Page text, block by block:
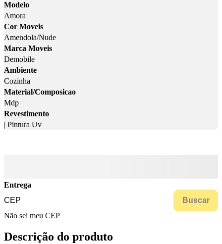
Modelo
Amora
Cor Moveis
Amendola/Nude
Marca Moveis
Demobile
Ambiente
Cozinha
Material/Composicao
Mdp
Revestimento
| Pintura Uv
Entrega
Buscar
Não sei meu CEP
Descrição do produto